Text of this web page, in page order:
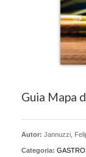
Guia Mapa
Autor: Jannuzzi,
Categoria: